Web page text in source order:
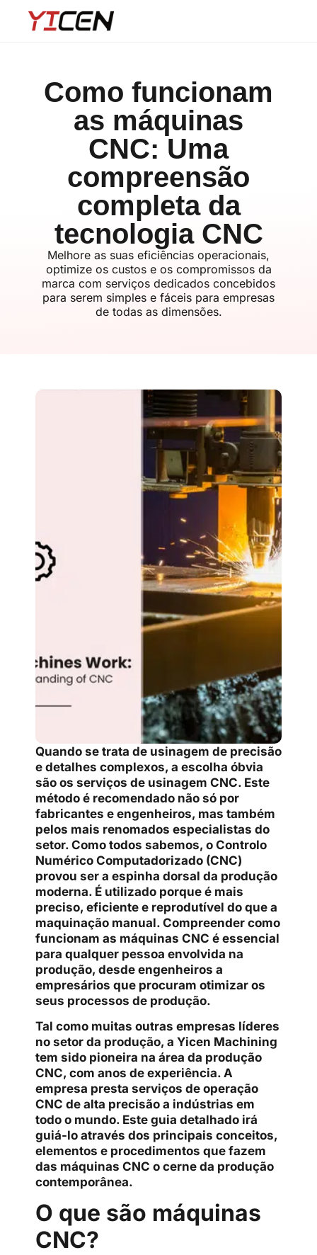
Como funcionam
as máquinas
CNC: Uma
compreensão
completa da
tecnologia CNC
Melhore as suas eficiências operacionais,
optimize os custos e os compromissos da
marca com serviços dedicados concebidos
para serem simples e fáceis para empresas
de todas as dimensões.
Quando se trata de usinagem de precisão
e detalhes complexos, a escolha óbvia
são os serviços de usinagem CNC. Este
método é recomendado não só por
fabricantes e engenheiros, mas também
pelos mais renomados especialistas do
setor. Como todos sabemos, o Controlo
Numérico Computadorizado (CNC)
provou ser a espinha dorsal da produção
moderna. É utilizado porque é mais
preciso, eficiente e reprodutível do que a
maquinação manual. Compreender como
funcionam as máquinas CNC é essencial
para qualquer pessoa envolvida na
produção, desde engenheiros a
empresários que procuram otimizar os
seus processos de produção.
Tal como muitas outras empresas líderes
no setor da produção, a Yicen Machining
tem sido pioneira na área da produção
CNC, com anos de experiência. A
empresa presta serviços de operação
CNC de alta precisão a indústrias em
todo o mundo. Este guia detalhado irá
guiá-lo através dos principais conceitos,
elementos e procedimentos que fazem
das máquinas CNC o cerne da produção
contemporânea.
O que são máquinas
CNC?